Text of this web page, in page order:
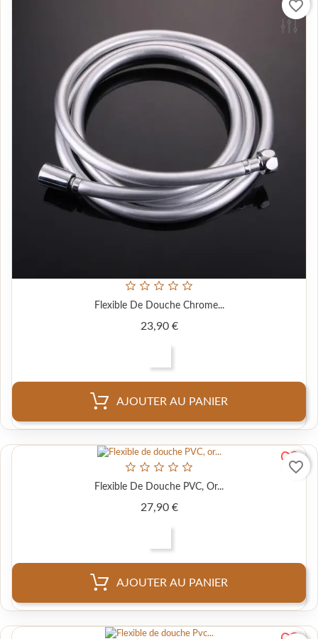
Flexible De Douche Chrome...
23,90 €Prix
AJOUTER AU PANIER
favorite_border
Flexible De Douche PVC, Or...
27,90 €Prix
AJOUTER AU PANIER
favorite_border